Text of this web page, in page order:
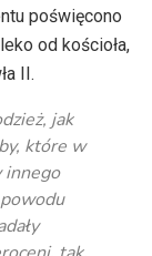
poświęcono
od kościoła,
II.
jak
które w
innego